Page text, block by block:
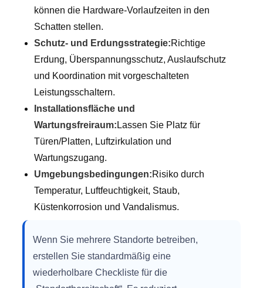
können die Hardware-Vorlaufzeiten in den
Schatten stellen.
Schutz- und Erdungsstrategie:Richtige
Erdung, Überspannungsschutz, Auslaufschutz
und Koordination mit vorgeschalteten
Leistungsschaltern.
Installationsfläche und
Wartungsfreiraum:Lassen Sie Platz für
Türen/Platten, Luftzirkulation und
Wartungszugang.
Umgebungsbedingungen:Risiko durch
Temperatur, Luftfeuchtigkeit, Staub,
Küstenkorrosion und Vandalismus.
Wenn Sie mehrere Standorte betreiben,
erstellen Sie standardmäßig eine
wiederholbare Checkliste für die